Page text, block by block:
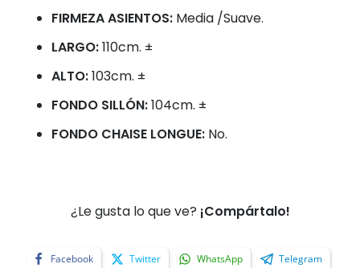
FIRMEZA ASIENTOS: Media /Suave.
LARGO:110cm. ±
ALTO:103cm. ±
FONDO SILLÓN:104cm. ±
FONDO CHAISE LONGUE: No.
¿Le gusta lo que ve? ¡Compártalo!
Facebook Twitter WhatsApp Telegram